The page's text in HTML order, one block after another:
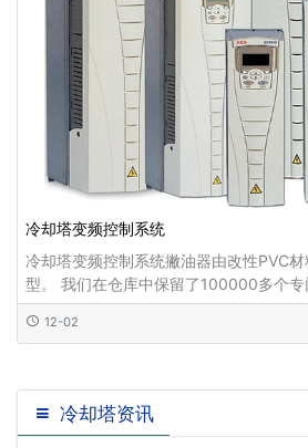
冷却塔变频控制系统
冷却塔变频控制系统撇油器由改性PVC
型。 我们在仓库中保留了100000多个
件。 这些零件也可用于替换其他冷却塔
速的交付
12-02
冷却塔资讯